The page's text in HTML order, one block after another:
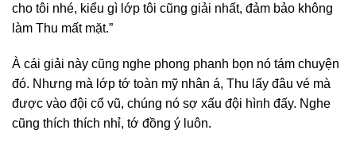
cho tôi nhé, kiểu gì lớp tôi cũng giải nhất, đảm bảo không
làm Thu mất mặt.”
À cái giải này cũng nghe phong phanh bọn nó tám chuyện
đó. Nhưng mà lớp tớ toàn mỹ nhân á, Thu lấy đâu vé mà
được vào đội cổ vũ, chúng nó sợ xấu đội hình đấy. Nghe
cũng thích thích nhỉ, tớ đồng ý luôn.